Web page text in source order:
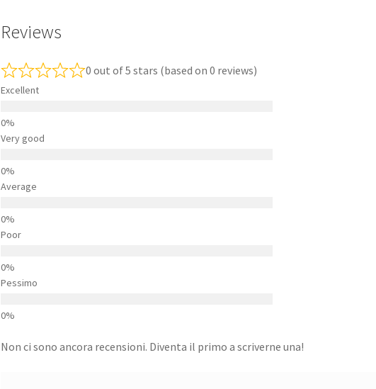
Reviews
0 out of 5 stars (based on 0 reviews)
Excellent
Very good
Average
Poor
Pessimo
Non ci sono ancora recensioni. Diventa il primo a scriverne una!